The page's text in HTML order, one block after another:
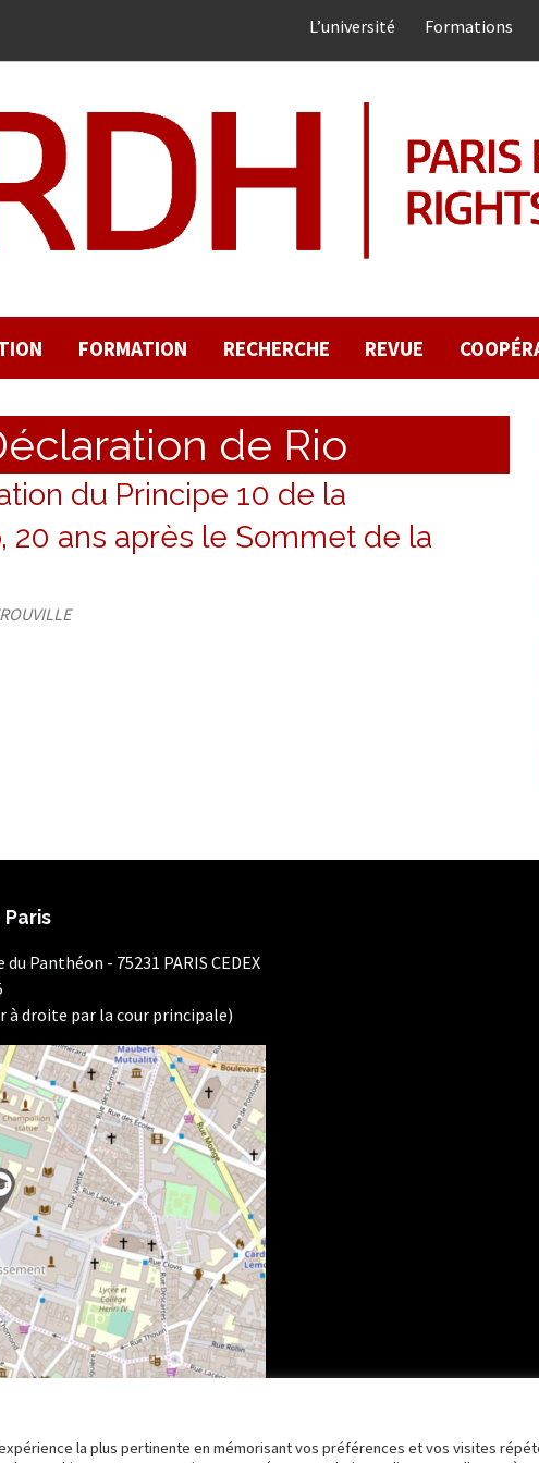
L’université Formations
FORMATION RECHERCHE REVUE
de Rio
du Principe 10 de la
20 ans après le Sommet de la
Paris
Panthéon - 75231 PARIS CEDEX
à droite par la cour principale)
la plus pertinente en mémorisant vos préférences et vos visites